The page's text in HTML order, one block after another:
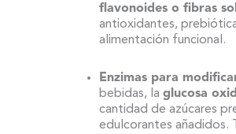
flavonoides o fibras
antioxidantes,
alimentación funcional.
Enzimas para
bebidas, la glucosa
cantidad de azúcares
edulcorantes añadidos.